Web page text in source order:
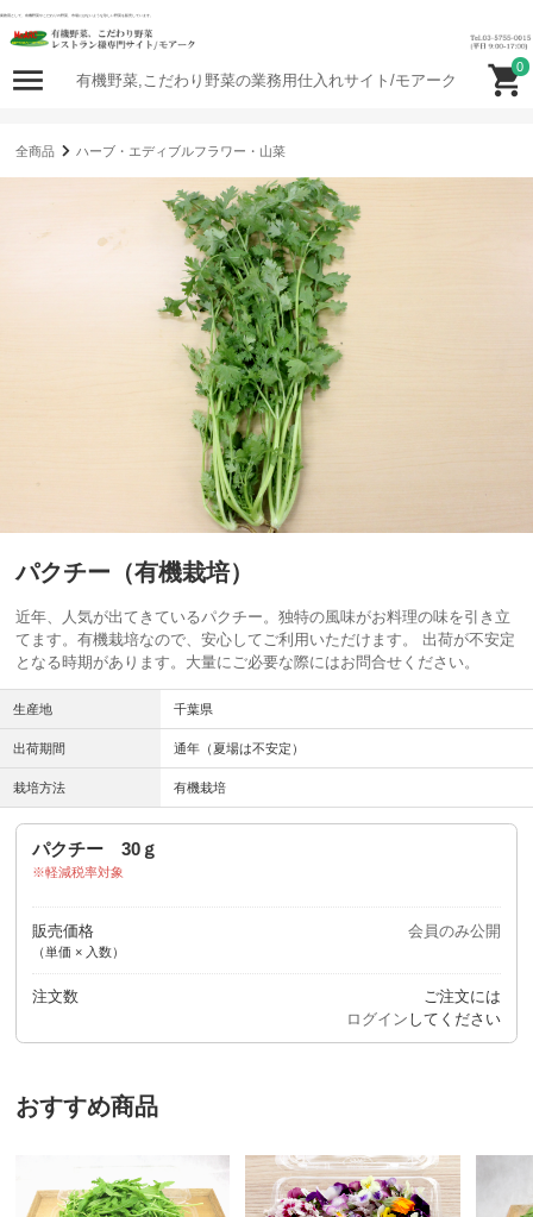
業務用として、有機野菜やこだわりの野菜、市場にはないような珍しい野菜を販売しています。
有機野菜,こだわり野菜の業務用仕入れサイト/モアーク
0
全商品 ハーブ・エディブルフラワー・山菜
パクチー（有機栽培）
近年、人気が出てきているパクチー。独特の風味がお料理の味を引き立
てます。有機栽培なので、安心してご利用いただけます。 出荷が不安定
となる時期があります。大量にご必要な際にはお問合せください。
生産地 千葉県
出荷期間 通年（夏場は不安定）
栽培方法 有機栽培
パクチー 30ｇ
軽減税率対象
販売価格
（単価 × 入数）
会員のみ公開
注文数
ご注文には
ログイン してください
おすすめ商品